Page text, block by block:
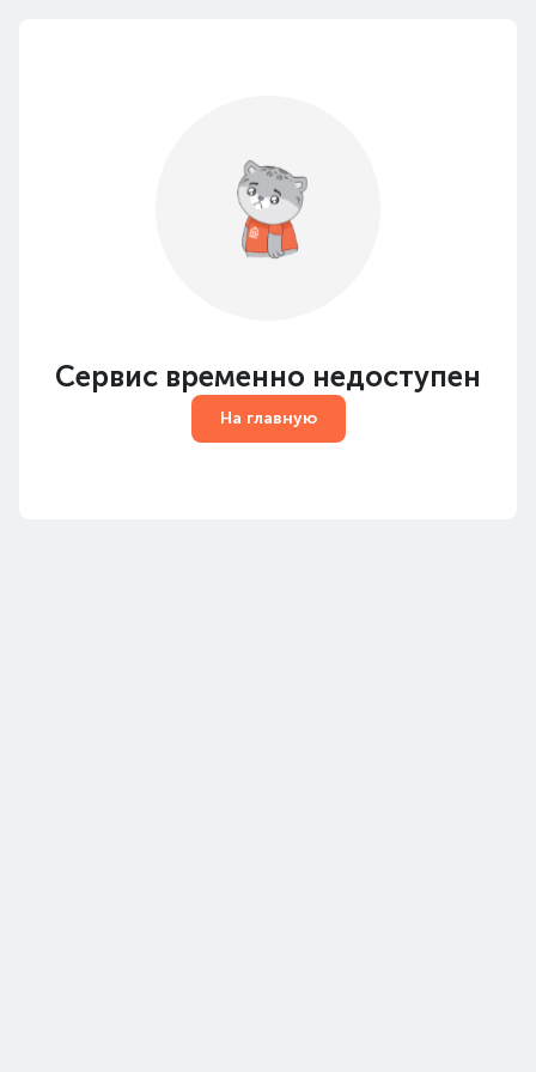
Сервис временно недоступен
На главную